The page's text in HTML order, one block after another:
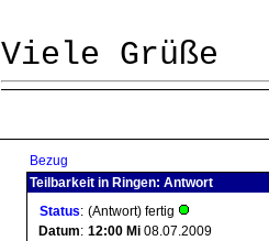
Viele Grüße
Bezug
Teilbarkeit in Ringen: Antwort
Status: (Antwort) fertig
Datum: 12:00 Mi 08.07.2009